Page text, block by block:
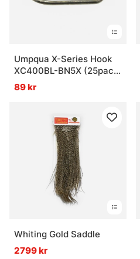
Umpqua X-Series Hook
XC400BL-BN5X (25pack)
Jig60
89 kr
Whiting Gold Saddle
2799 kr